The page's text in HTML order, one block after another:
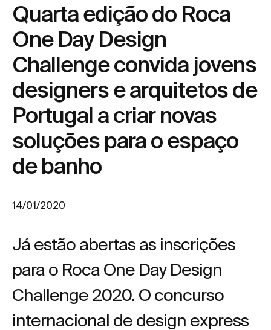
Quarta edição do Roca
One Day Design
Challenge convida jovens
designers e arquitetos de
Portugal a criar novas
soluções para o espaço
de banho
14/01/2020
Já estão abertas as inscrições
para o Roca One Day Design
Challenge 2020. O concurso
internacional de design express